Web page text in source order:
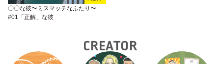
〇〇な彼〜ミスマッチなふたり〜
#01「正解」な彼
CREATOR